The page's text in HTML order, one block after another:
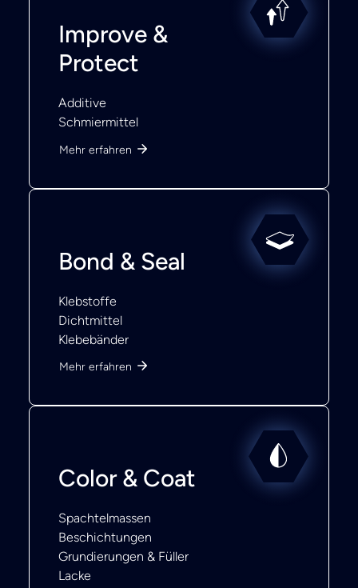
Improve &
Protect
Additive
Schmiermittel
Mehr erfahren
Bond & Seal
Klebstoffe
Dichtmittel
Klebebänder
Mehr erfahren
Color & Coat
Spachtelmassen
Beschichtungen
Grundierungen & Füller
Lacke